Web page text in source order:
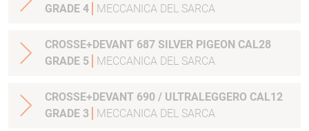
GRADE 4
MECCANICA DEL SARCA
CROSSE+DEVANT 687 SILVER PIGEON CAL28
GRADE 5
MECCANICA DEL SARCA
CROSSE+DEVANT 690 / ULTRALEGGERO CAL12
GRADE 3
MECCANICA DEL SARCA